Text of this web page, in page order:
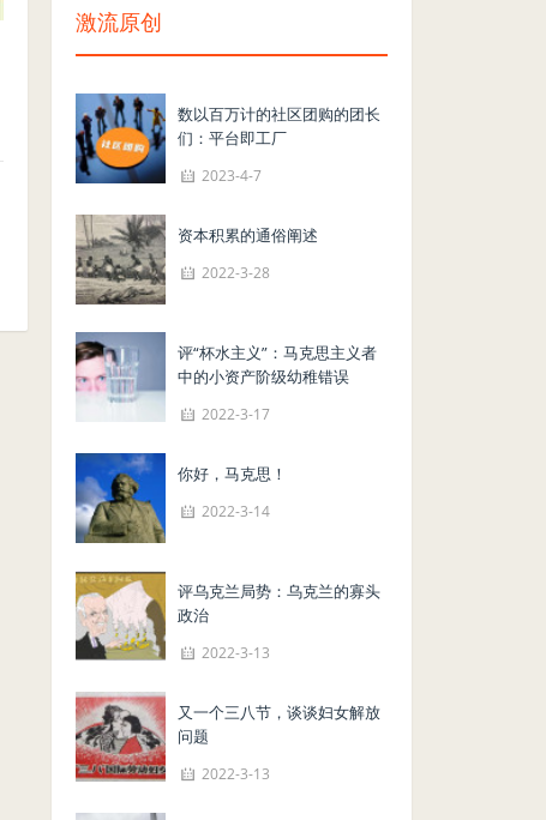
激流原创
数以百万计的社区团购的团长
们：平台即工厂
2023-4-7
资本积累的通俗阐述
2022-3-28
评“杯水主义”：马克思主义者
中的小资产阶级幼稚错误
2022-3-17
你好，马克思！
2022-3-14
评乌克兰局势：乌克兰的寡头
政治
2022-3-13
又一个三八节，谈谈妇女解放
问题
2022-3-13